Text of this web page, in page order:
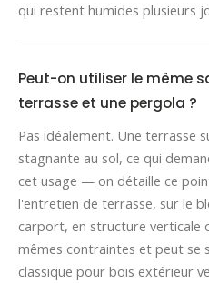
qui restent humides plusieurs
Peut-on utiliser le même
terrasse et une pergola ?
Pas idéalement. Une terrasse
stagnante au sol, ce qui
cet usage — on détaille ce
l'entretien de terrasse, sur le
carport, en structure verticale
mêmes contraintes et peut se
classique pour bois extérieur